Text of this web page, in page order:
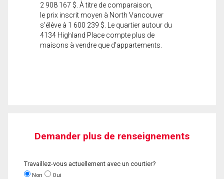
2 908 167 $. À titre de comparaison,
le prix inscrit moyen à North Vancouver
s’élève à 1 600 239 $. Le quartier autour du
4134 Highland Place compte plus de
maisons à vendre que d'appartements.
Demander plus de renseignements
Travaillez-vous actuellement avec un courtier?
Non Oui